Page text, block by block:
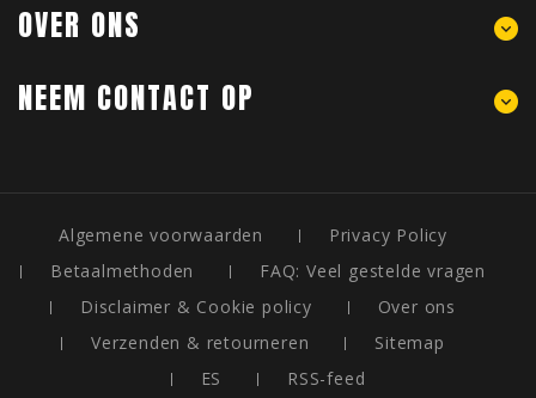
OVER ONS
NEEM CONTACT OP
Algemene voorwaarden
Privacy Policy
Betaalmethoden
FAQ: Veel gestelde vragen
Disclaimer & Cookie policy
Over ons
Verzenden & retourneren
Sitemap
ES
RSS-feed